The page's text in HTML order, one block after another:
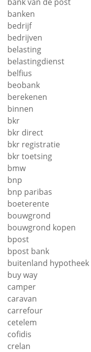
banken
bedrijf
bedrijven
belasting
belastingdienst
belfius
beobank
berekenen
binnen
bkr
bkr direct
bkr registratie
bkr toetsing
bmw
bnp
bnp paribas
boeterente
bouwgrond
bouwgrond kopen
bpost
bpost bank
buitenland hypotheek
buy way
camper
caravan
carrefour
cetelem
cofidis
crelan